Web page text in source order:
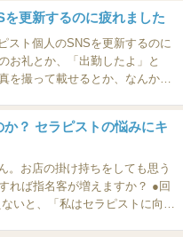
、どうしても稼げないし、稼ぐ
。 むろん、お金には汚い面もあ
を更新するのに疲れました
スト個人のSNSを更新するのに
お礼とか、「出勤したよ」と
を撮って載せるとか、なんか疲
、お店の人はとにかくセラピス
例えばSNSをや
？ セラピストの悩みにキ
。お店の掛け持ちをしても思う
ば指名客が増えますか？ ●回
いと、「私はセラピストに向い
足りないのでは」と自分を責め